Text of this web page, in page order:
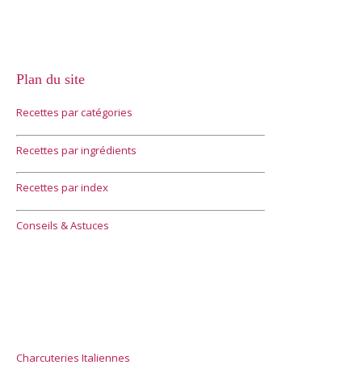
Plan du site
Recettes par catégories
Recettes par ingrédients
Recettes par index
Conseils & Astuces
Charcuteries Italiennes